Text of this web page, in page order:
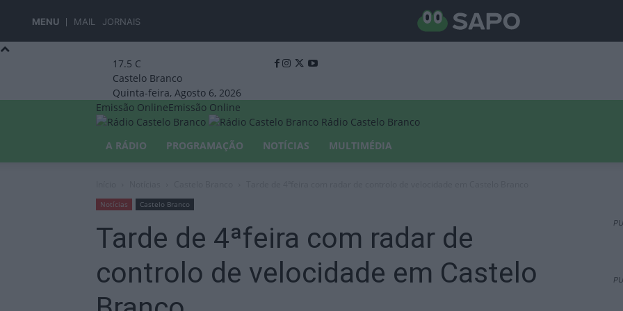
MENU MAIL JORNAIS
17.5 C
Castelo Branco
Quinta-feira, Agosto 6, 2026
Emissão OnlineEmissão Online
Rádio Castelo Branco
A RÁDIO
PROGRAMAÇÃO NOTÍCIAS MULTIMÉDIA
Notícias Castelo Branco
Tarde de 4ªfeira com radar de
controlo de velocidade em Castelo